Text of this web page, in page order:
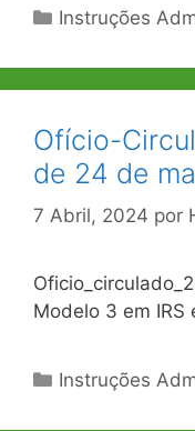
Categorias
Instruções
Ofício-
de 24 de
7 Abril, 2024 por
Modelo 3 em
Categorias
Instruções